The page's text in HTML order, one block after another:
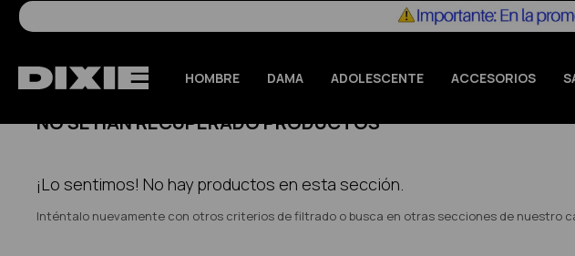
HOMBRE DAMA ADOLESCENTE ACCESORIOS
NO SE HAN RECUPERADO PRODUCTOS
¡Lo sentimos! No hay productos en esta sección.
Inténtalo nuevamente con otros criterios de filtrado o busca en otras secciones de nuestro